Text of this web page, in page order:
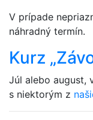
V prípade
náhradný termín.
Kurz
Júl alebo august,
s niektorým z